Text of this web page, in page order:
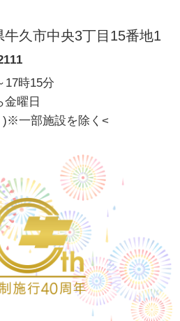
久市中央3丁目15番地1
17時15分
金曜日
一部施設を除く <